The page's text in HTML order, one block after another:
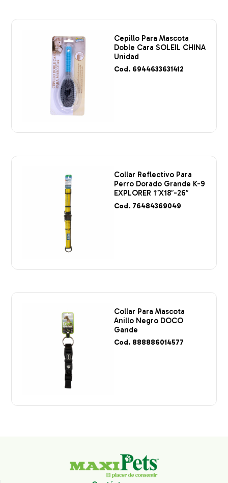
Cepillo Para Mascota
Doble Cara SOLEIL CHINA
Unidad
Cod. 6944633631412
Collar Reflectivo Para
Perro Dorado Grande K-9
EXPLORER 1″X18″-26″
Cod. 76484369049
Collar Para Mascota
Anillo Negro DOCO
Gande
Cod. 888886014577